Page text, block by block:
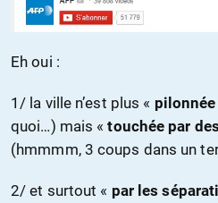
Eh oui :
1/ la ville n’est plus « pilonnée
quoi…) mais «touchée par
(hmmmm, 3 coups dans un
2/ et surtout « par les